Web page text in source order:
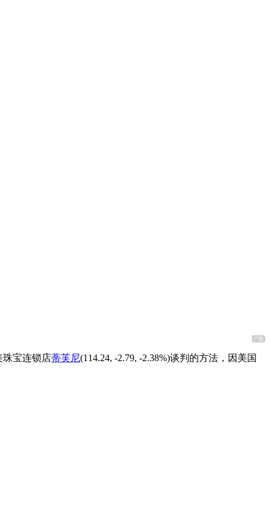
珠宝连锁店蒂芙尼(114.24, -2.79, -2.38%)谈判的方法，因美国